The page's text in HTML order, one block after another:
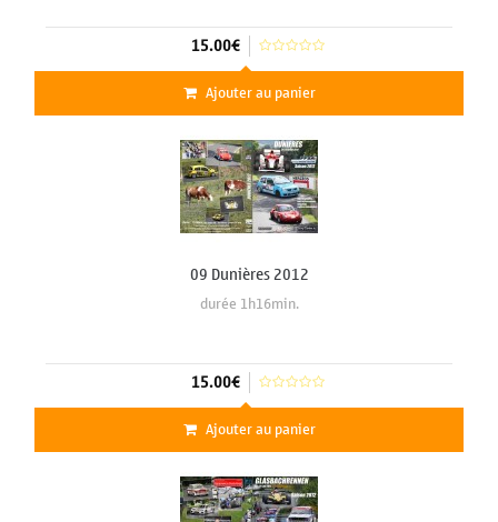
15.00€
Ajouter au panier
09 Dunières 2012
durée 1h16min.
15.00€
Ajouter au panier